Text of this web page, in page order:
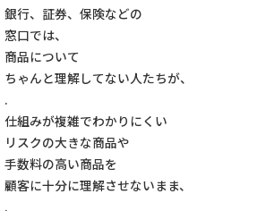
銀行、証券、保険などの
窓口では、
商品について
ちゃんと理解してない人たちが、
.
仕組みが複雑でわかりにくい
リスクの大きな商品や
手数料の高い商品を
顧客に十分に理解させないまま、
.